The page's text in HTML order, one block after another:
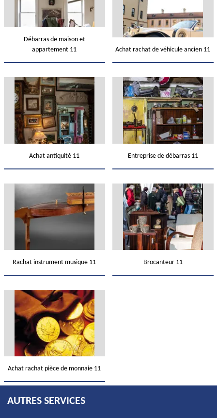
Débarras de maison et
appartement 11
Achat rachat de véhicule ancien 11
Achat antiquité 11 Entreprise de débarras 11
Rachat instrument musique 11 Brocanteur 11
Achat rachat pièce de monnaie 11
AUTRES SERVICES